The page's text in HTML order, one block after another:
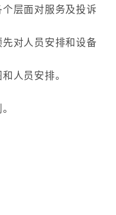
层面对服务及投诉
对人员安排和设备
人员安排。